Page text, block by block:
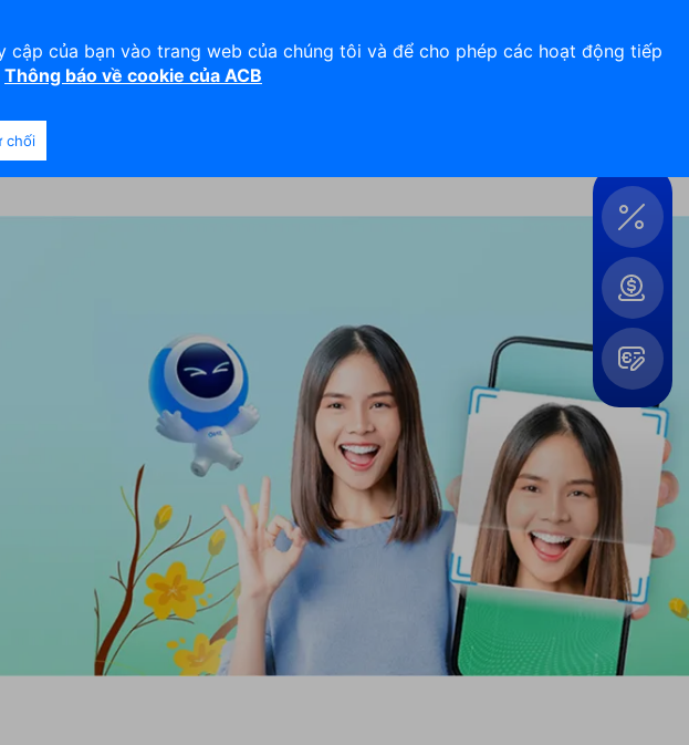
Tiện
ích
Mở
rộng
của bạn vào trang web của chúng tôi và để cho phép các hoạt động tiếp
Thông báo về cookie của ACB
chối